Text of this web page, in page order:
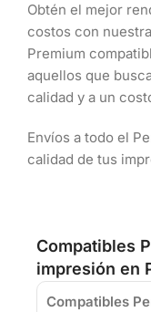
Obtén el mejor
costos con
Premium
aquellos que
calidad y a un
Envíos a todo el
calidad de tus
Compatibles
impresión
Compatibles